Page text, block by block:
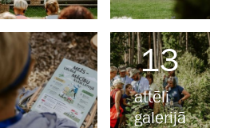
13
attēli
galerijā